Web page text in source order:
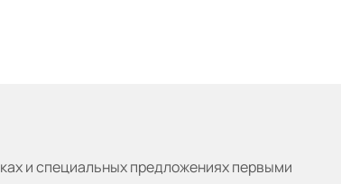
и специальных предложениях первыми